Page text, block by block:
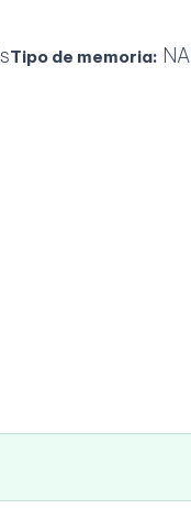
Tipo de memoria: